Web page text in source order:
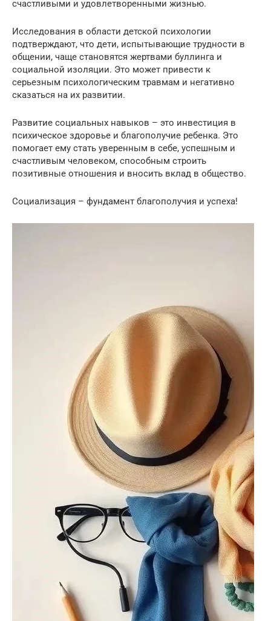
счастливыми и удовлетворенными жизнью.
Исследования в области детской психологии
подтверждают, что дети, испытывающие трудности в
общении, чаще становятся жертвами буллинга и
социальной изоляции. Это может привести к
серьезным психологическим травмам и негативно
сказаться на их развитии.
Развитие социальных навыков – это инвестиция в
психическое здоровье и благополучие ребенка. Это
помогает ему стать уверенным в себе, успешным и
счастливым человеком, способным строить
позитивные отношения и вносить вклад в общество.
Социализация – фундамент благополучия и успеха!